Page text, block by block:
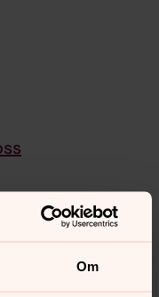
Om
när
när han